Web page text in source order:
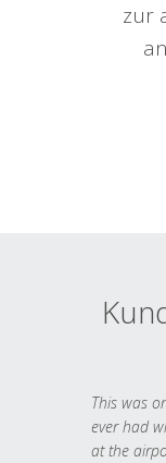
zur
This was
ever had
at the